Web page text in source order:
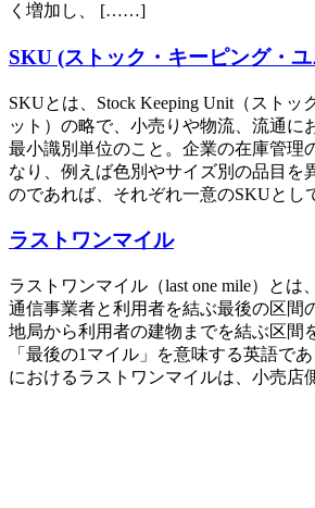
く増加し、 [……]
SKU (ストック・キーピング・
SKUとは、Stock Keeping Unit（ストッ
ット）の略で、小売りや物流、流通に
最小識別単位のこと。企業の在庫管理
なり、例えば色別やサイズ別の品目を
のであれば、それぞれ一意のSKUと
ラストワンマイル
ラストワンマイル（last one mile）とは
通信事業者と利用者を結ぶ最後の区間
地局から利用者の建物までを結ぶ区間
「最後の1マイル」を意味する英語で
におけるラストワンマイルは、小売